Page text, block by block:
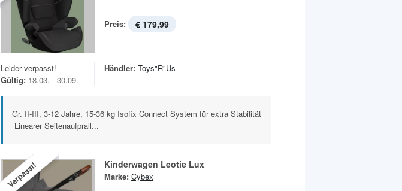
Preis: € 179,99
Leider verpasst!
Gültig: 18.03. - 30.09.
Händler: Toys"R"Us
Gr. II-III, 3-12 Jahre, 15-36 kg Isofix Connect System für extra Stabilität
Linearer Seitenaufprall...
Verpasst! Kinderwagen Leotie Lux
Marke: Cybex